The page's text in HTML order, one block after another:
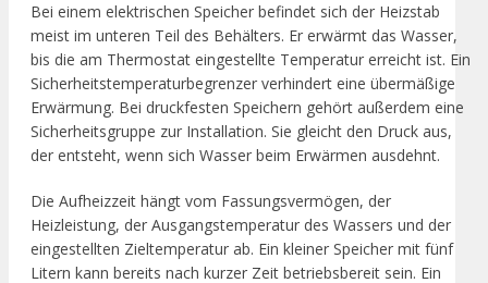
Bei einem elektrischen Speicher befindet sich der Heizstab
meist im unteren Teil des Behälters. Er erwärmt das Wasser,
bis die am Thermostat eingestellte Temperatur erreicht ist. Ein
Sicherheitstemperaturbegrenzer verhindert eine übermäßige
Erwärmung. Bei druckfesten Speichern gehört außerdem eine
Sicherheitsgruppe zur Installation. Sie gleicht den Druck aus,
der entsteht, wenn sich Wasser beim Erwärmen ausdehnt.
Die Aufheizzeit hängt vom Fassungsvermögen, der
Heizleistung, der Ausgangstemperatur des Wassers und der
eingestellten Zieltemperatur ab. Ein kleiner Speicher mit fünf
Litern kann bereits nach kurzer Zeit betriebsbereit sein. Ein